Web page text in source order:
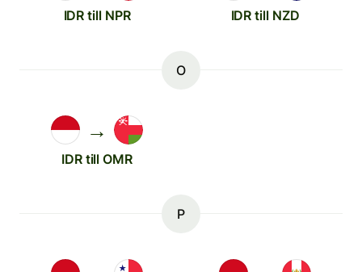
IDR till NPR IDR till NZD
O
→
IDR till OMR
P